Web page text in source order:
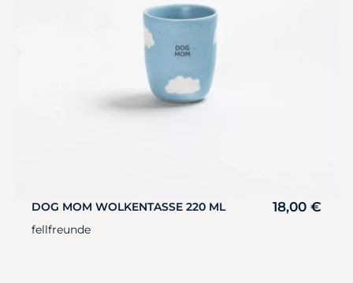
DOG MOM WOLKENTASSE 220 ML 18,00 €
fellfreunde